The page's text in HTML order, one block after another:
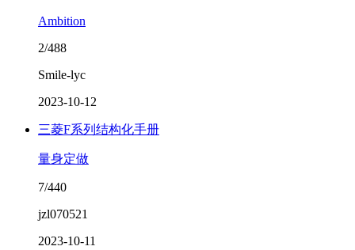
Ambition
2/488
Smile-lyc
2023-10-12
三菱F系列结构化手册
量身定做
7/440
jzl070521
2023-10-11